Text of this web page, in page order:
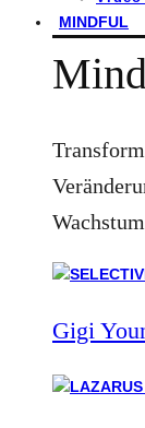
MINDFUL
Wachstum
Gigi